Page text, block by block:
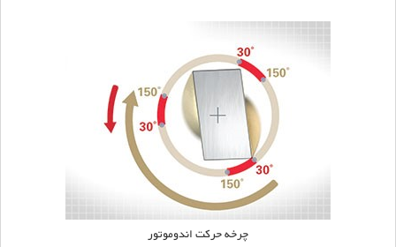
چرخه حرکت اندوموتور